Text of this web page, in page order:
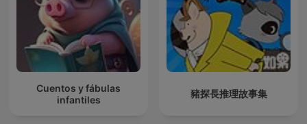
豬探長推理故事集
Cuentos y fábulas
infantiles